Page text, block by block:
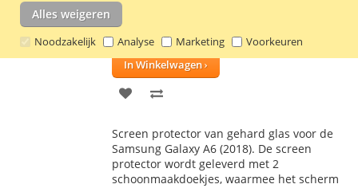
Alles weigeren
Noodzakelijk Analyse Marketing Voorkeuren
Waardering:
40
% of100
In Winkelwagen
VOEG
AAN
VERLANGLIJST
TE
VERGELIJKEN
Screen protector van gehard glas voor de
Samsung Galaxy A6 (2018). De screen
protector wordt geleverd met 2
schoonmaakdoekjes, waarmee het scherm